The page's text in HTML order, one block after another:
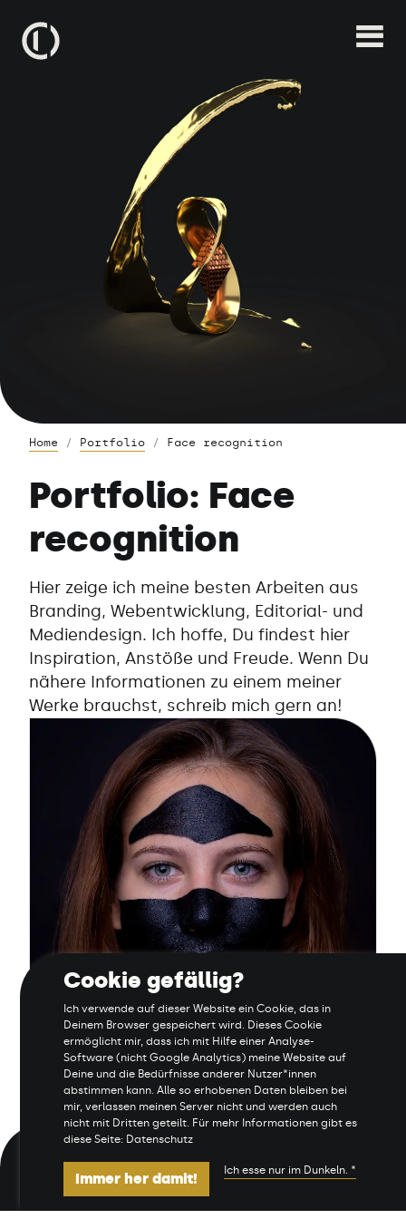
Home Portfolio Face recognition
Portfolio: Face
recognition
Hier zeige ich meine besten Arbeiten aus
Branding, Webentwicklung, Editorial- und
Mediendesign. Ich hoffe, Du findest hier
Inspiration, Anstöße und Freude. Wenn Du
nähere Informationen zu einem meiner
Werke brauchst, schreib mich gern an!
Camerouflage
Manage cookies Links
Datenschutz
Impressum
Sitemap
Cookie gefällig?
Ich verwende auf dieser Website ein Cookie, das in
Deinem Browser gespeichert wird. Dieses Cookie
ermöglicht mir, dass ich mit Hilfe einer Analyse-
Software (nicht Google Analytics) meine Website auf
Deine und die Bedürfnisse anderer Nutzer*innen
abstimmen kann. Alle so erhobenen Daten bleiben bei
mir, verlassen meinen Server nicht und werden auch
nicht mit Dritten geteilt. Für mehr Informationen gibt es
diese Seite: Datenschutz
Immer her damit! Ich esse nur im Dunkeln. *